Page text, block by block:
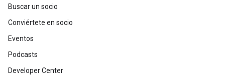
Buscar un socio
Conviértete en socio
Eventos
Podcasts
Developer Center